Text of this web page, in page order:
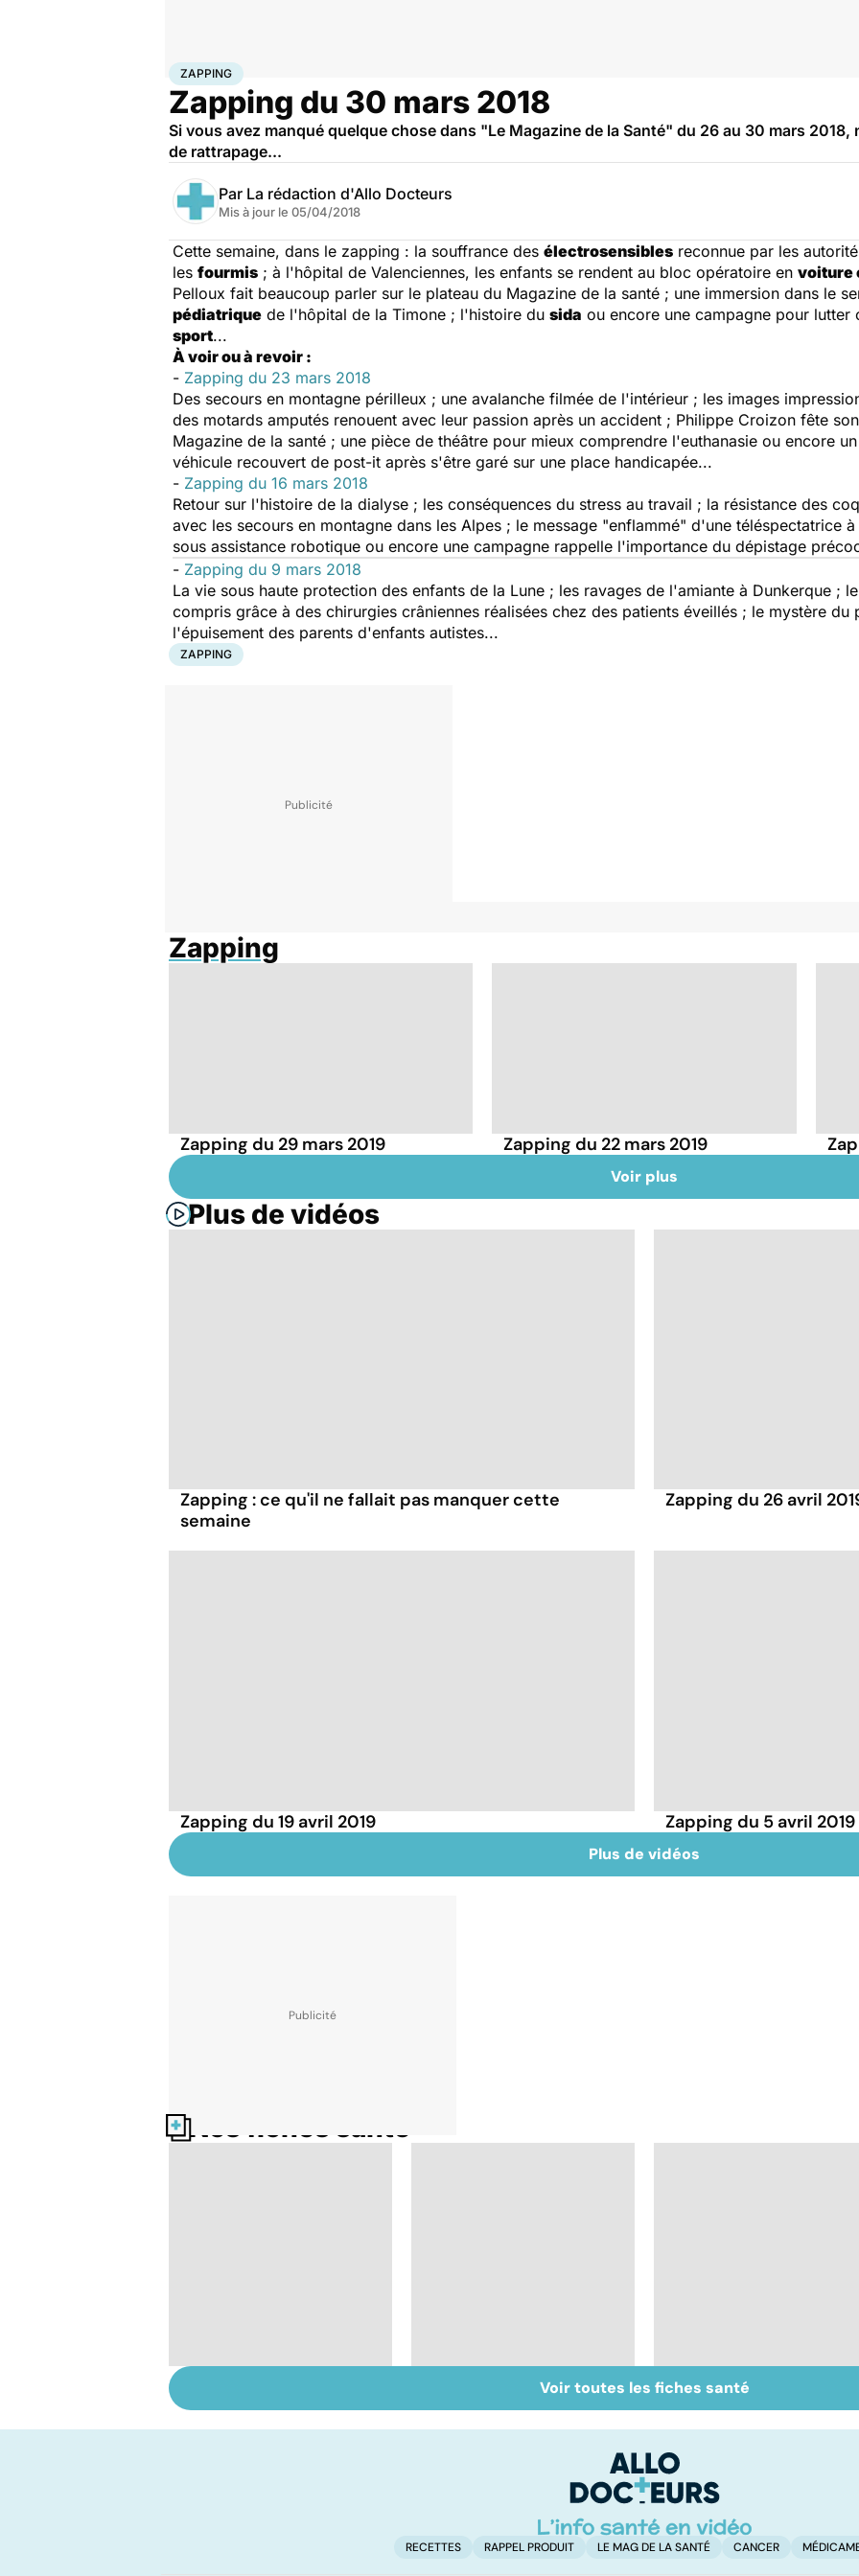
AccueilSantéZapping
ZAPPING
Zapping du 30 mars 2018
Si vous avez manqué quelque chose dans "Le Magazine de la Santé" du 26 au 30 mars
de rattrapage...
Par La rédaction d'Allo Docteurs
Mis à jour le 05/04/2018
Cette semaine, dans le zapping : la souffrance des électrosensibles reconnue par les
les fourmis ; à l'hôpital de Valenciennes, les enfants se rendent au bloc opératoire en voiture
Pelloux fait beaucoup parler sur le plateau du Magazine de la santé ; une immersion dans le
pédiatrique de l'hôpital de la Timone ; l'histoire du sida ou encore une campagne pour
sport...
À voir ou à revoir :
- Zapping du 23 mars 2018
Des secours en montagne périlleux ; une avalanche filmée de l'intérieur ; les images
des motards amputés renouent avec leur passion après un accident ; Philippe Croizon fête
Magazine de la santé ; une pièce de théâtre pour mieux comprendre l'euthanasie ou encore
véhicule recouvert de post-it après s'être garé sur une place handicapée...
- Zapping du 16 mars 2018
Retour sur l'histoire de la dialyse ; les conséquences du stress au travail ; la résistance des
avec les secours en montagne dans les Alpes ; le message "enflammé" d'une téléspectatrice
sous assistance robotique ou encore une campagne rappelle l'importance du dépistage
- Zapping du 9 mars 2018
La vie sous haute protection des enfants de la Lune ; les ravages de l'amiante à Dunkerque ;
compris grâce à des chirurgies crâniennes réalisées chez des patients éveillés ; le mystère du
l'épuisement des parents d'enfants autistes...
ZAPPING
Zapping
Zapping du 29 mars 2019 Zapping du 22 mars 2019
Voir plus
Plus de vidéos
Zapping : ce qu'il ne fallait pas manquer cette
semaine
Zapping du 26 avril
Zapping du 19 avril 2019 Zapping du 5 avril 2019
Plus de vidéos
Nos fiches santé
infections
Inflammation des
amygdales : que faire
Suicide : prévenir le
passage à l'acte
Voir toutes les fiches santé
RECETTES RAPPEL PRODUIT LE MAG DE LA SANTÉ CANCER